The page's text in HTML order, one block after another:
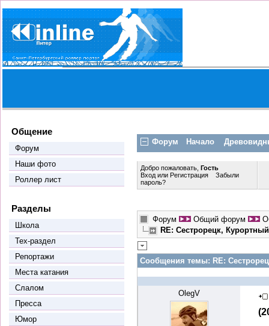
Общение
Форум
Наши фото
Роллер лист
Разделы
Школа
Тех-раздел
Репортажи
Места катания
Слалом
Пресса
Юмор
Форум Начало
Добро пожаловать,Гость
Входили Регистрация
Забыли
пароль?
Форум Общий форум
RE: Сестрорецк,
Сообщения темы: RE:
OlegV